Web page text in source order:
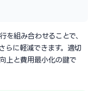
を組み合わせることで、
らに軽減できます。適切
上と費用最小化の鍵で